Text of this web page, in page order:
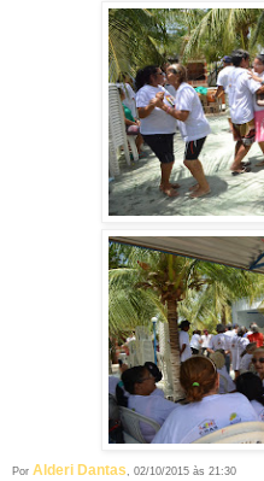
Por Alderi Dantas, 02/10/2015 às 21:30